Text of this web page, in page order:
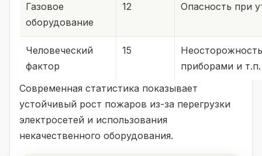
Газовое
оборудование
12 Опасность при
Человеческий
фактор
15
приборами и т.п.
Современная статистика показывает
устойчивый рост пожаров из-за перегрузки
электросетей и использования
некачественного оборудования.